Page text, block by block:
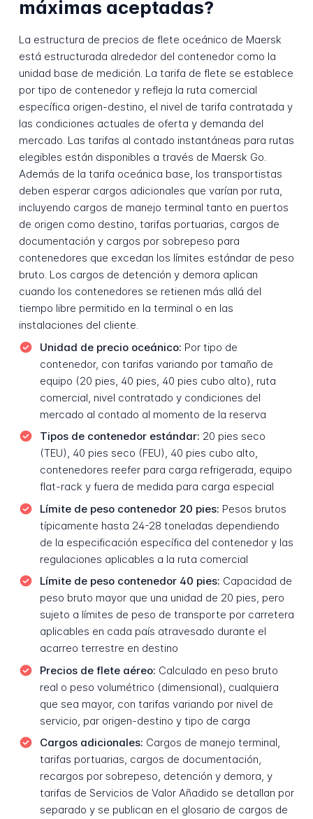
máximas aceptadas?
La estructura de precios de flete oceánico de Maersk
está estructurada alrededor del contenedor como la
unidad base de medición. La tarifa de flete se establece
por tipo de contenedor y refleja la ruta comercial
específica origen-destino, el nivel de tarifa contratada y
las condiciones actuales de oferta y demanda del
mercado. Las tarifas al contado instantáneas para rutas
elegibles están disponibles a través de Maersk Go.
Además de la tarifa oceánica base, los transportistas
deben esperar cargos adicionales que varían por ruta,
incluyendo cargos de manejo terminal tanto en puertos
de origen como destino, tarifas portuarias, cargos de
documentación y cargos por sobrepeso para
contenedores que excedan los límites estándar de peso
bruto. Los cargos de detención y demora aplican
cuando los contenedores se retienen más allá del
tiempo libre permitido en la terminal o en las
instalaciones del cliente.
Unidad de precio oceánico: Por tipo de
contenedor, con tarifas variando por tamaño de
equipo (20 pies, 40 pies, 40 pies cubo alto), ruta
comercial, nivel contratado y condiciones del
mercado al contado al momento de la reserva
Tipos de contenedor estándar: 20 pies seco
(TEU), 40 pies seco (FEU), 40 pies cubo alto,
contenedores reefer para carga refrigerada, equipo
flat-rack y fuera de medida para carga especial
Límite de peso contenedor 20 pies: Pesos brutos
típicamente hasta 24-28 toneladas dependiendo
de la especificación específica del contenedor y las
regulaciones aplicables a la ruta comercial
Límite de peso contenedor 40 pies: Capacidad de
peso bruto mayor que una unidad de 20 pies, pero
sujeto a límites de peso de transporte por carretera
aplicables en cada país atravesado durante el
acarreo terrestre en destino
Precios de flete aéreo: Calculado en peso bruto
real o peso volumétrico (dimensional), cualquiera
que sea mayor, con tarifas variando por nivel de
servicio, par origen-destino y tipo de carga
Cargos adicionales: Cargos de manejo terminal,
tarifas portuarias, cargos de documentación,
recargos por sobrepeso, detención y demora, y
tarifas de Servicios de Valor Añadido se detallan por
separado y se publican en el glosario de cargos de